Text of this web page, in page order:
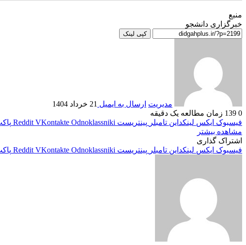
منبع
خبرگزاری دانشجو
کپی لینک
مدیریت ارسال به ایمیل 21 خرداد 1404
0
زمان مطالعه یک دقیقه
فیسبوک ایکس لینکداین تامبلر پینتریست Reddit VKontakte Odnoklassniki
مشاهده بیشتر
اشتراک گذاری
فیسبوک ایکس لینکداین تامبلر پینتریست Reddit VKontakte Odnoklassniki